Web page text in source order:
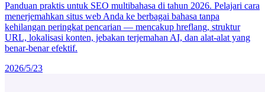
Panduan praktis untuk SEO multibahasa di tahun 2026. Pelajari cara
menerjemahkan situs web Anda ke berbagai bahasa tanpa
kehilangan peringkat pencarian — mencakup hreflang, struktur
URL, lokalisasi konten, jebakan terjemahan AI, dan alat-alat yang
benar-benar efektif.
2026/5/23